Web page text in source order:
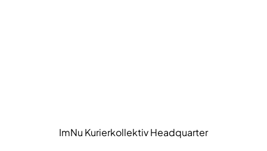
ImNu Kurierkollektiv Headquarter